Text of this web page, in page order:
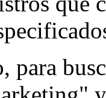
para